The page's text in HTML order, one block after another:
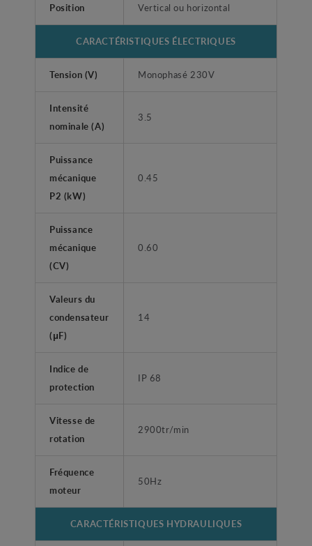
Position Vertical ou horizontal
CARACTÉRISTIQUES ÉLECTRIQUES
Tension (V) Monophasé 230V
Intensité
nominale (A)
3.5
Puissance
mécanique
P2 (kW)
0.45
Puissance
mécanique
(CV)
0.60
Valeurs du
condensateur
(μF)
14
Indice de
protection
IP 68
Vitesse de
rotation
2900tr/min
Fréquence
moteur
50Hz
CARACTÉRISTIQUES HYDRAULIQUES